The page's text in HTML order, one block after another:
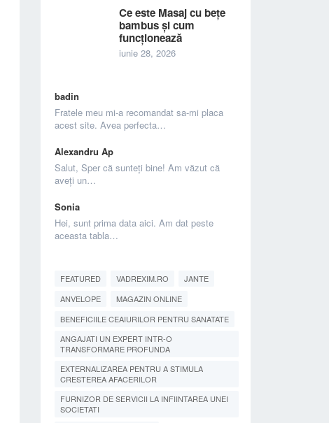
Ce este Masaj cu bețe
bambus și cum
funcționează
iunie 28, 2026
badin
Fratele meu mi-a recomandat sa-mi placa
acest site. Avea perfecta…
Alexandru Ap
Salut, Sper că sunteți bine! Am văzut că
aveți un…
Sonia
Hei, sunt prima data aici. Am dat peste
aceasta tabla…
FEATURED VADREXIM.RO
JANTE
ANVELOPE
MAGAZIN ONLINE
BENEFICIILE CEAIURILOR PENTRU SANATATE
ANGAJATI UN EXPERT INTR-O
TRANSFORMARE PROFUNDA
EXTERNALIZAREA PENTRU A STIMULA
CRESTEREA AFACERILOR
FURNIZOR DE SERVICII LA INFIINTAREA UNEI
SOCIETATI